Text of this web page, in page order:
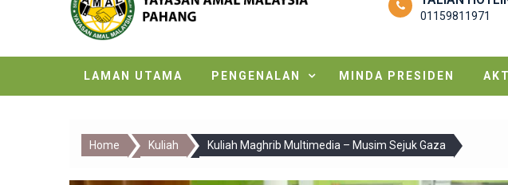
01159811971
LAMAN UTAMA PENGENALAN MINDA PRESIDEN
Home Kuliah Kuliah Maghrib Multimedia – Musim Sejuk Gaza